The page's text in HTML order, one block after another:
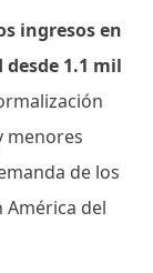
ingresos en
1.1 mil
menores
de los
del